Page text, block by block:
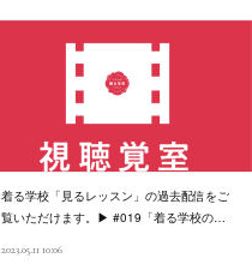
着る学校「見るレッスン」の過去配信をご
覧いただけます。▶︎ #019「着る学校の…
2023.05.11 10:06